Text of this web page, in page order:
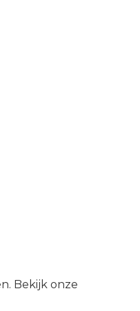
Bekijk onze